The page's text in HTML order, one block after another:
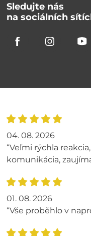
Sledujte nás
na sociálních
04. 08. 2026
“Veľmi rýchla
komunikácia,
01. 08. 2026
“Vše proběhlo v